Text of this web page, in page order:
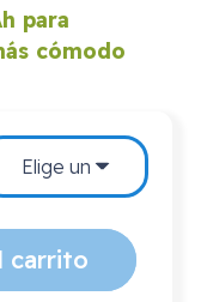
para
cómodo
carrito